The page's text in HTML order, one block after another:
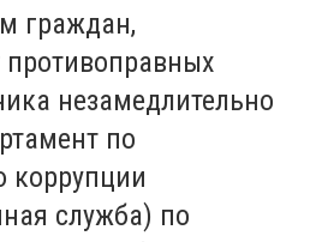
граждан,
незамедлительно
по
коррупции
служба) по